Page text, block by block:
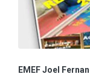
EMEF Joel